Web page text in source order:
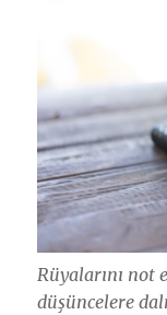
Rüyalarını not
düşüncelere